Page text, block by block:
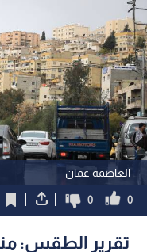
العاصمة عمان
0
0
تقرير الطقس: